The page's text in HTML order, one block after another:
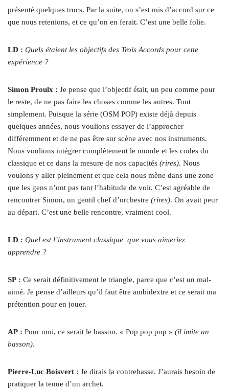
présenté quelques trucs. Par la suite, on s’est mis d’accord sur ce
que nous retenions, et ce qu’on en ferait. C’est une belle folie.
LD : Quels étaient les objectifs des Trois Accords pour cette
expérience ?
Simon Proulx : Je pense que l’objectif était, un peu comme pour
le reste, de ne pas faire les choses comme les autres. Tout
simplement. Puisque la série (OSM POP) existe déjà depuis
quelques années, nous voulions essayer de l’approcher
différemment et de ne pas être sur scène avec nos instruments.
Nous voulions intégrer complètement le monde et les codes du
classique et ce dans la mesure de nos capacités (rires). Nous
voulons y aller pleinement et que cela nous mène dans une zone
que les gens n’ont pas tant l’habitude de voir. C’est agréable de
rencontrer Simon, un gentil chef d’orchestre (rires). On avait peur
au départ. C’est une belle rencontre, vraiment cool.
LD : Quel est l’instrument classique que vous aimeriez
apprendre ?
SP : Ce serait définitivement le triangle, parce que c’est un mal-
aimé. Je pense d’ailleurs qu’il faut être ambidextre et ce serait ma
prétention pour en jouer.
AP : Pour moi, ce serait le basson. « Pop pop pop » (il imite un
basson).
Pierre-Luc Boisvert : Je dirais la contrebasse. J’aurais besoin de
pratiquer la tenue d’un archet.